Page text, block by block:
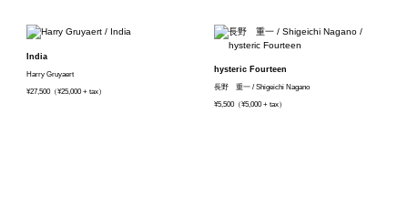
India
Harry Gruyaert
¥27,500（¥25,000 + tax）
hysteric Fourteen
長野 重一 / Shigeichi Nagano
¥5,500（¥5,000 + tax）